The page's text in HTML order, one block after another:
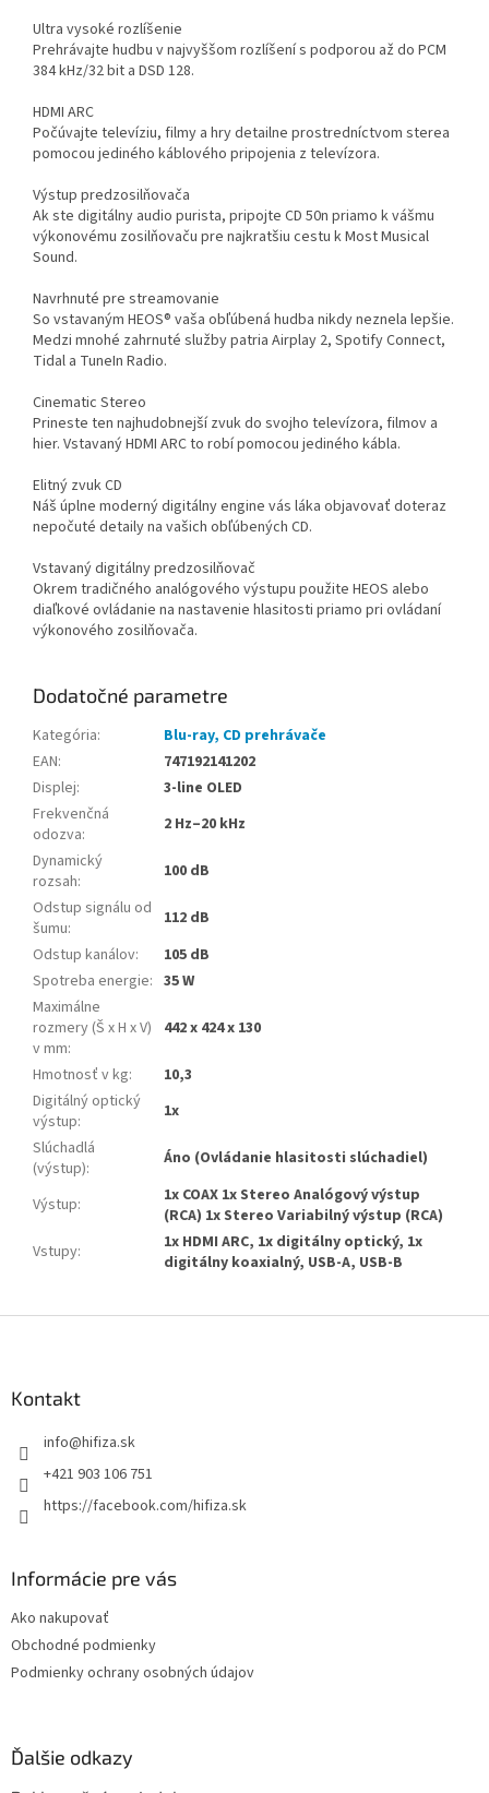
Ultra vysoké rozlíšenie
Prehrávajte hudbu v najvyššom rozlíšení s podporou až do PCM
384 kHz/32 bit a DSD 128.
HDMI ARC
Počúvajte televíziu, filmy a hry detailne prostredníctvom sterea
pomocou jediného káblového pripojenia z televízora.
Výstup predzosilňovača
Ak ste digitálny audio purista, pripojte CD 50n priamo k vášmu
výkonovému zosilňovaču pre najkratšiu cestu k Most Musical
Sound.
Navrhnuté pre streamovanie
So vstavaným HEOS® vaša obľúbená hudba nikdy neznela lepšie.
Medzi mnohé zahrnuté služby patria Airplay 2, Spotify Connect,
Tidal a TuneIn Radio.
Cinematic Stereo
Prineste ten najhudobnejší zvuk do svojho televízora, filmov a
hier. Vstavaný HDMI ARC to robí pomocou jediného kábla.
Elitný zvuk CD
Náš úplne moderný digitálny engine vás láka objavovať doteraz
nepočuté detaily na vašich obľúbených CD.
Vstavaný digitálny predzosilňovač
Okrem tradičného analógového výstupu použite HEOS alebo
diaľkové ovládanie na nastavenie hlasitosti priamo pri ovládaní
výkonového zosilňovača.
Dodatočné parametre
Kategória:
Blu-ray, CD prehrávače
EAN:
747192141202
Displej:
3-line OLED
Frekvenčná
odozva:
2 Hz–20 kHz
Dynamický
rozsah:
100 dB
Odstup signálu od
šumu:
112 dB
Odstup kanálov:
105 dB
Spotreba energie: 35 W
Maximálne
rozmery (Š x H x V)
v mm:
442 x 424 x 130
Hmotnosť v kg:
10,3
Digitálný optický
výstup:
1x
Slúchadlá
(výstup): Áno (Ovládanie hlasitosti slúchadiel)
Výstup:
1x COAX 1x Stereo Analógový výstup
(RCA) 1x Stereo Variabilný výstup (RCA)
Vstupy:
1x HDMI ARC, 1x digitálny optický, 1x
digitálny koaxialný, USB-A, USB-B
Kontakt
info@hifiza.sk
+421 903 106 751
https://facebook.com/hifiza.sk
Informácie pre vás
Ako nakupovať
Obchodné podmienky
Podmienky ochrany osobných údajov
Ďalšie odkazy